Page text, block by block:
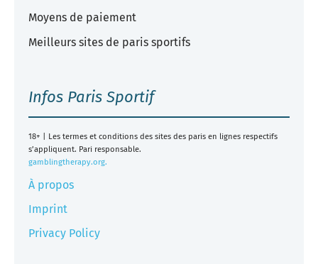
Moyens de paiement
Meilleurs sites de paris sportifs
Infos Paris Sportif
18+ | Les termes et conditions des sites des paris en lignes respectifs
s’appliquent. Pari responsable.
gamblingtherapy.org.
À propos
Imprint
Privacy Policy